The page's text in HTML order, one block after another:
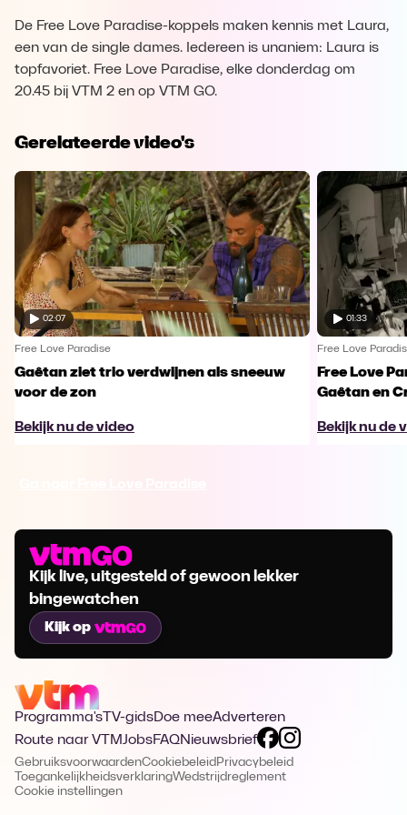
De Free Love Paradise-koppels maken kennis met Laura,
een van de single dames. Iedereen is unaniem: Laura is
topfavoriet. Free Love Paradise, elke donderdag om
20.45 bij VTM 2 en op VTM GO.
Gerelateerde video's
02:07
Free Love Paradise
Gaêtan ziet trio verdwijnen als sneeuw
voor de zon
Bekijk nu de video
01:33
Free Love
Free Love
Gaêtan en
Bekijk nu de
Kijk live, uitgesteld of gewoon lekker
bingewatchen
Kijk op
Programma's TV-gidsDoe meeAdverteren
Route naar VTMJobsFAQNieuwsbrief
GebruiksvoorwaardenCookiebeleid Privacybeleid
ToegankelijkheidsverklaringWedstrijdreglement
Cookie instellingen